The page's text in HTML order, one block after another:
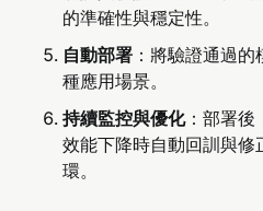
的準確性與穩定性。
自動部署 ：將驗證通過
種應用場景。
持續監控與優化：部署後
效能下降時自動回訓與
環。